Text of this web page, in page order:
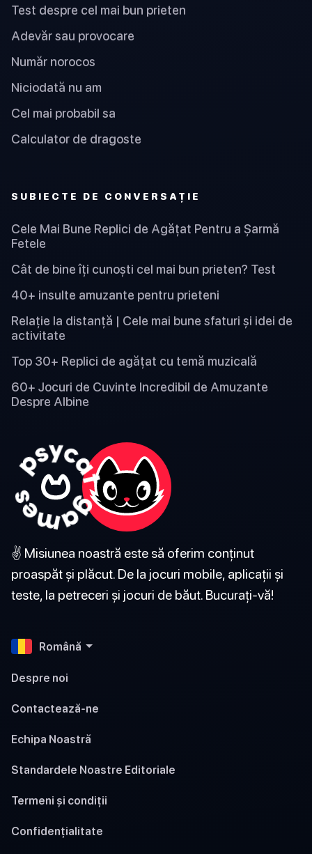
Test despre cel mai bun prieten
Adevăr sau provocare
Număr norocos
Niciodată nu am
Cel mai probabil sa
Calculator de dragoste
SUBIECTE DE CONVERSAȚIE
Cele Mai Bune Replici de Agățat Pentru a Șarmă
Fetele
Cât de bine îți cunoști cel mai bun prieten? Test
40+ insulte amuzante pentru prieteni
Relație la distanță | Cele mai bune sfaturi și idei de
activitate
Top 30+ Replici de agățat cu temă muzicală
60+ Jocuri de Cuvinte Incredibil de Amuzante
Despre Albine
✌️ Misiunea noastră este să oferim conținut
proaspăt și plăcut. De la jocuri mobile, aplicații și
teste, la petreceri și jocuri de băut. Bucurați-vă!
Română
Despre noi
Contactează-ne
Echipa Noastră
Standardele Noastre Editoriale
Termeni și condiții
Confidențialitate